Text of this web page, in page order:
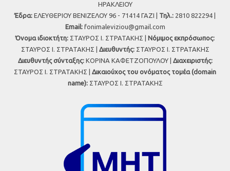
ΗΡΑΚΛΕΙΟΥ
Έδρα: ΕΛΕΥΘΕΡΙΟΥ ΒΕΝΙΖΕΛΟΥ 96 - 71414 ΓΑΖΙ | Τηλ.: 2810 822294 |
Εmail: fonimaleviziou@gmail.com
Όνομα ιδιοκτήτη: ΣΤΑΥΡΟΣ Ι. ΣΤΡΑΤΑΚΗΣ | Νόμιμος εκπρόσωπος:
ΣΤΑΥΡΟΣ Ι. ΣΤΡΑΤΑΚΗΣ | Διευθυντής:ΣΤΑΥΡΟΣ Ι. ΣΤΡΑΤΑΚΗΣ
Διευθυντής σύνταξης:ΚΟΡΙΝΑ ΚΑΦΕΤΖΟΠΟΥΛΟΥ | Διαχειριστής:
ΣΤΑΥΡΟΣ Ι. ΣΤΡΑΤΑΚΗΣ | Δικαιούχος του ονόματος τομέα (domain
name):ΣΤΑΥΡΟΣ Ι. ΣΤΡΑΤΑΚΗΣ